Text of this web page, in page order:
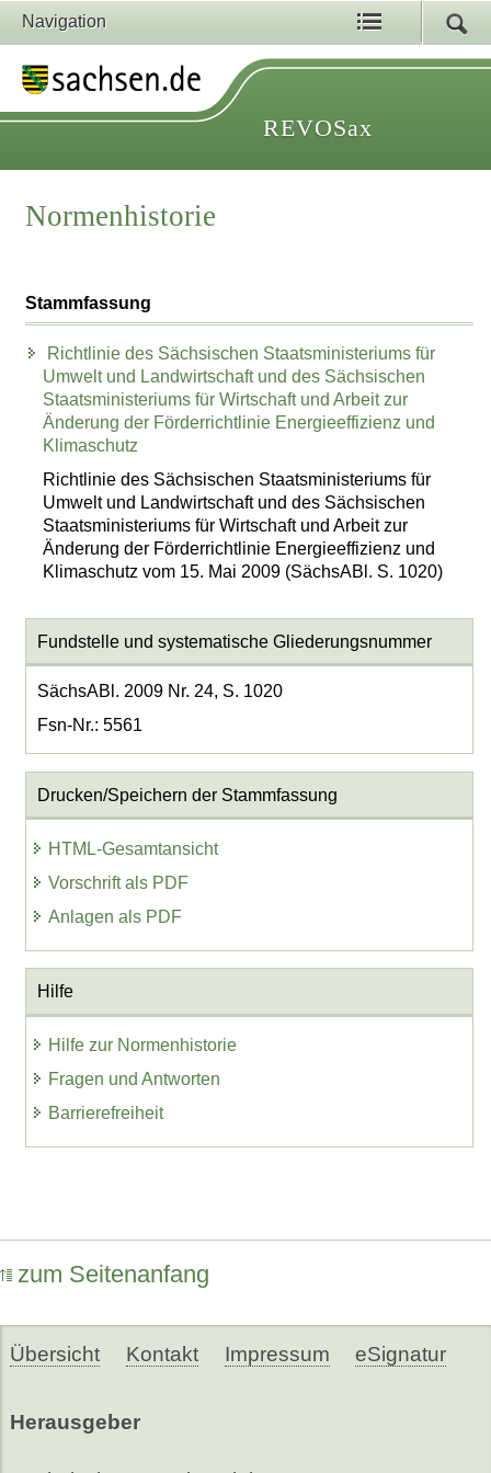
Navigation
REVOSax
Normenhistorie
Stammfassung
Richtlinie des Sächsischen Staatsministeriums für
Umwelt und Landwirtschaft und des Sächsischen
Staatsministeriums für Wirtschaft und Arbeit zur
Änderung der Förderrichtlinie Energieeffizienz und
Klimaschutz
Richtlinie des Sächsischen Staatsministeriums für
Umwelt und Landwirtschaft und des Sächsischen
Staatsministeriums für Wirtschaft und Arbeit zur
Änderung der Förderrichtlinie Energieeffizienz und
Klimaschutz vom 15. Mai 2009 (SächsABl. S. 1020)
Fundstelle und systematische Gliederungsnummer
SächsABl. 2009 Nr. 24, S. 1020
Fsn-Nr.: 5561
Drucken/Speichern der Stammfassung
HTML-Gesamtansicht
Vorschrift als PDF
Anlagen als PDF
Hilfe
Hilfe zur Normenhistorie
Fragen und Antworten
Barrierefreiheit
zum Seitenanfang
Übersicht Kontakt Impressum eSignatur
Herausgeber